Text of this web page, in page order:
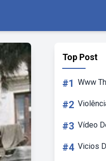
Top Post
#1 Www
#2
#3 Vídeo
#4 Vicios